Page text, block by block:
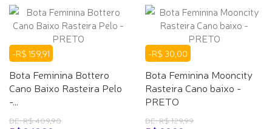
-R$ 159,91
Bota Feminina Bottero
Cano Baixo Rasteira Pelo
-...
DE: R$ 409,90
-R$ 30,00
Bota Feminina Mooncity
Rasteira Cano baixo -
PRETO
DE: R$ 129,99